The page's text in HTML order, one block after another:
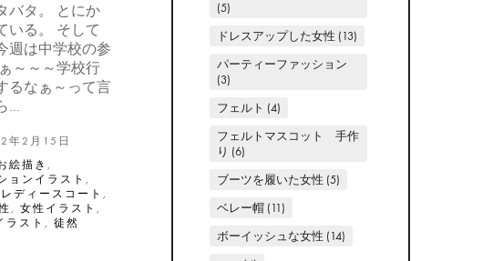
バタ。 とにか
いる。 そして
週は中学校の参
～～～学校行
るなぁ～って言
…
年2月15日
絵描き ,
ョンイラスト ,
レディースコート ,
, 女性イラスト ,
ラスト ,徒然
(5)
ドレスアップした女性 (13)
パーティーファッション
(3)
フェルト (4)
フェルトマスコット 手作
り (6)
ブーツを履いた女性 (5)
ベレー帽(11)
ボーイッシュな女性 (14)